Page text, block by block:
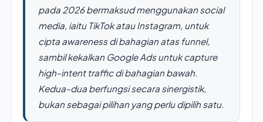
pada 2026 bermaksud menggunakan social
media, iaitu TikTok atau Instagram, untuk
cipta awareness di bahagian atas funnel,
sambil kekalkan Google Ads untuk capture
high-intent traffic di bahagian bawah.
Kedua-dua berfungsi secara sinergistik,
bukan sebagai pilihan yang perlu dipilih satu.